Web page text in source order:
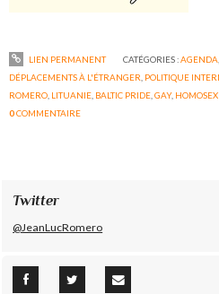
LIEN PERMANENT CATÉGORIES :AGENDA,
DÉPLACEMENTS À L'ÉTRANGER, POLITIQUE
ROMERO, LITUANIE, BALTIC PRIDE,GAY,
0COMMENTAIRE
Twitter
@JeanLucRomero